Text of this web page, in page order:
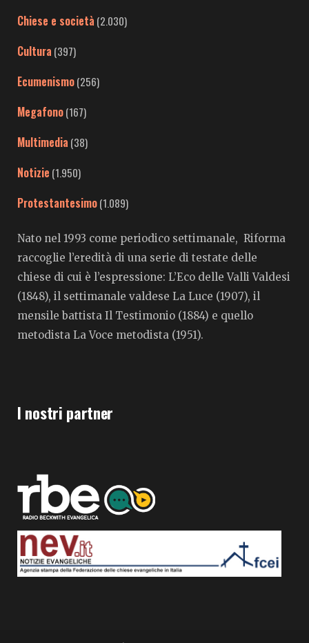
Chiese e società (2.030)
Cultura (397)
Ecumenismo(256)
Megafono(167)
Multimedia (38)
Notizie (1.950)
Protestantesimo(1.089)
Nato nel 1993 come periodico settimanale, Riforma
raccoglie l’eredità di una serie di testate delle
chiese di cui è l’espressione: L’Eco delle Valli Valdesi
(1848), il settimanale valdese La Luce (1907), il
mensile battista Il Testimonio (1884) e quello
metodista La Voce metodista (1951).
I nostri partner